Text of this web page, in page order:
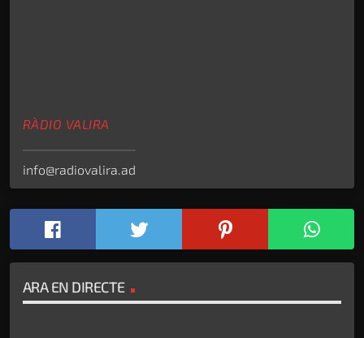
RÀDIO VALIRA
info@radiovalira.ad
ARA EN DIRECTE